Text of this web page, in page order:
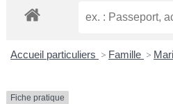
Accueil particuliers > Famille >
Fiche pratique